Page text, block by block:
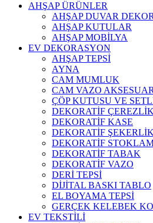
AHŞAP ÜRÜNLER
AHŞAP DUVAR DEKOR
AHŞAP KUTULAR
AHŞAP MOBİLYA
EV DEKORASYON
AHŞAP TEPSİ
AYNA
CAM MUMLUK
CAM VAZO AKSESUAR
ÇÖP KUTUSU VE
DEKORATİF ÇEREZLİK
DEKORATİF KASE
DEKORATİF ŞEKERLİK
DEKORATİF
DEKORATİF TABAK
DEKORATİF VAZO
DERİ TEPSİ
DİJİTAL BASKI TABLO
EL BOYAMA TEPSİ
GERÇEK KELEBEK
EV TEKSTİLİ